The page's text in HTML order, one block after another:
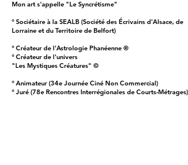
Mon art s'appelle "Le Syncrétisme"
° Sociétaire à la SEALB (Société des Écrivains d'Alsace, de
Lorraine et du Territoire de Belfort)
° Créateur de l'Astrologie Phanéenne ®
° Créateur de l'univers
"Les Mystiques Créatures" ©
° Animateur (34e Journée Ciné Non Commercial)
° Juré (78e Rencontres Interrégionales de Courts-Métrages)